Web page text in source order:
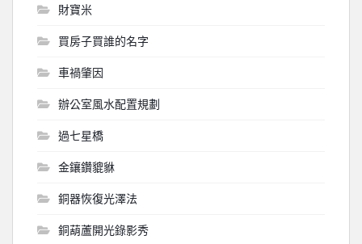
財寶米
買房子買誰的名字
車禍肇因
辦公室風水配置規劃
過七星橋
金鑲鑽貔貅
銅器恢復光澤法
銅葫蘆開光錄影秀